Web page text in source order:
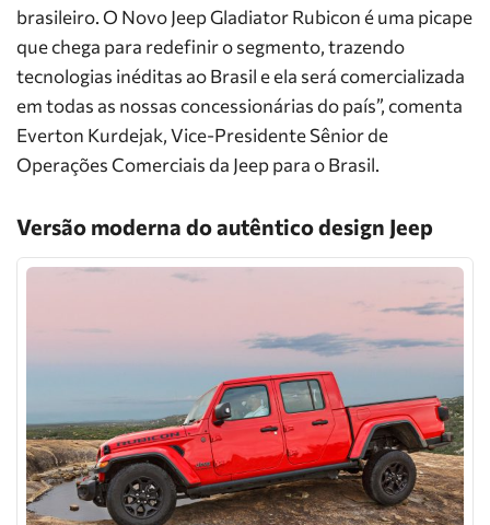
brasileiro. O Novo Jeep Gladiator Rubicon é uma picape
que chega para redefinir o segmento, trazendo
tecnologias inéditas ao Brasil e ela será comercializada
em todas as nossas concessionárias do país”, comenta
Everton Kurdejak, Vice-Presidente Sênior de
Operações Comerciais da Jeep para o Brasil.
Versão moderna do autêntico design Jeep